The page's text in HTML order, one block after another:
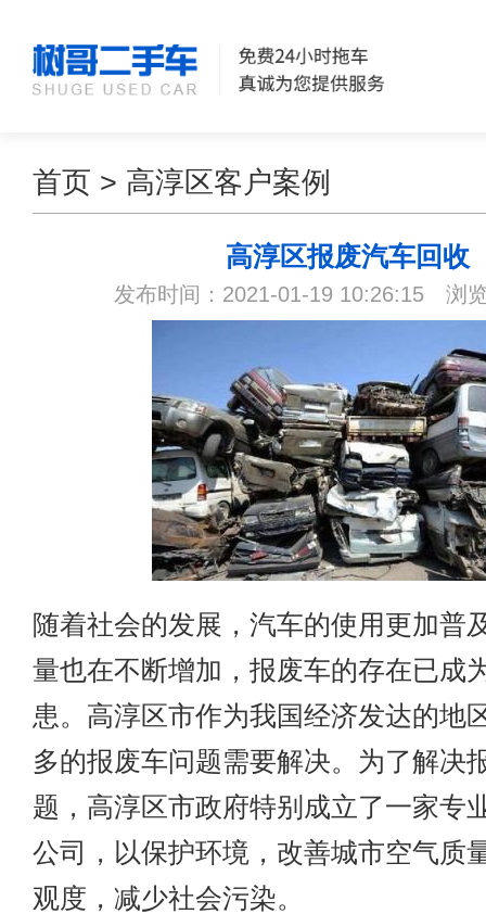
首页 > 高淳区客户案例
高淳区报废汽车回收
发布时间：2021-01-19 10:26:15 浏
随着社会的发展，汽车的使用更加普
量也在不断增加，报废车的存在已成
患。高淳区市作为我国经济发达的地
多的报废车问题需要解决。为了解决
题，高淳区市政府特别成立了一家专
公司，以保护环境，改善城市空气质
观度，减少社会污染。